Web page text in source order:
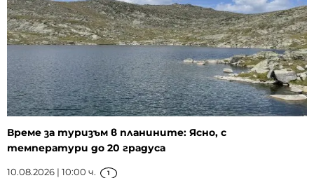
Време за туризъм в планините: Ясно, с
температури до 20 градуса
10.08.2026 | 10:00 ч. 1